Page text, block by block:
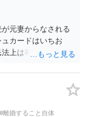
元妻からなされる
カードはいちお
上は事務管理（597
解なく処分するこ
#離婚すること自体